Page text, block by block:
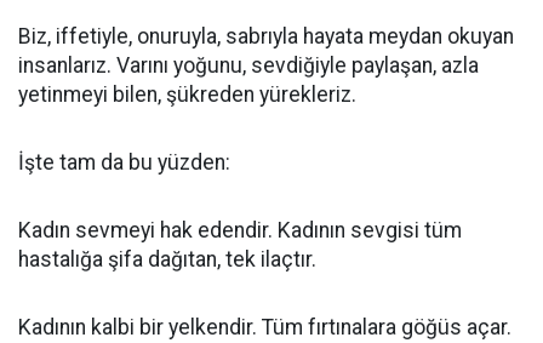
Biz, iffetiyle, onuruyla, sabrıyla hayata meydan okuyan
insanlarız. Varını yoğunu, sevdiğiyle paylaşan, azla
yetinmeyi bilen, şükreden yürekleriz.
İşte tam da bu yüzden:
Kadın sevmeyi hak edendir. Kadının sevgisi tüm
hastalığa şifa dağıtan, tek ilaçtır.
Kadının kalbi bir yelkendir. Tüm fırtınalara göğüs açar.